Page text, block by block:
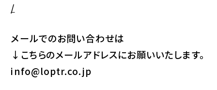
/
メールでのお問い合わせは
↓こちらのメールアドレスにお願いいたします。
info@loptr.co.jp